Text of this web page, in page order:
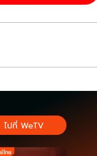
ไปที่ WeTV